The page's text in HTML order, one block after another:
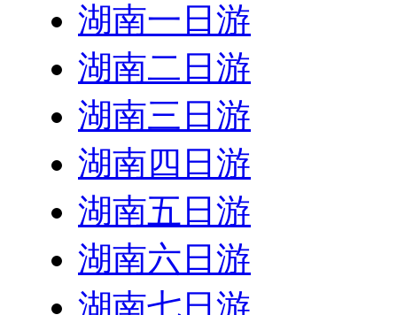
湖南一日游
湖南二日游
湖南三日游
湖南四日游
湖南五日游
湖南六日游
湖南七日游